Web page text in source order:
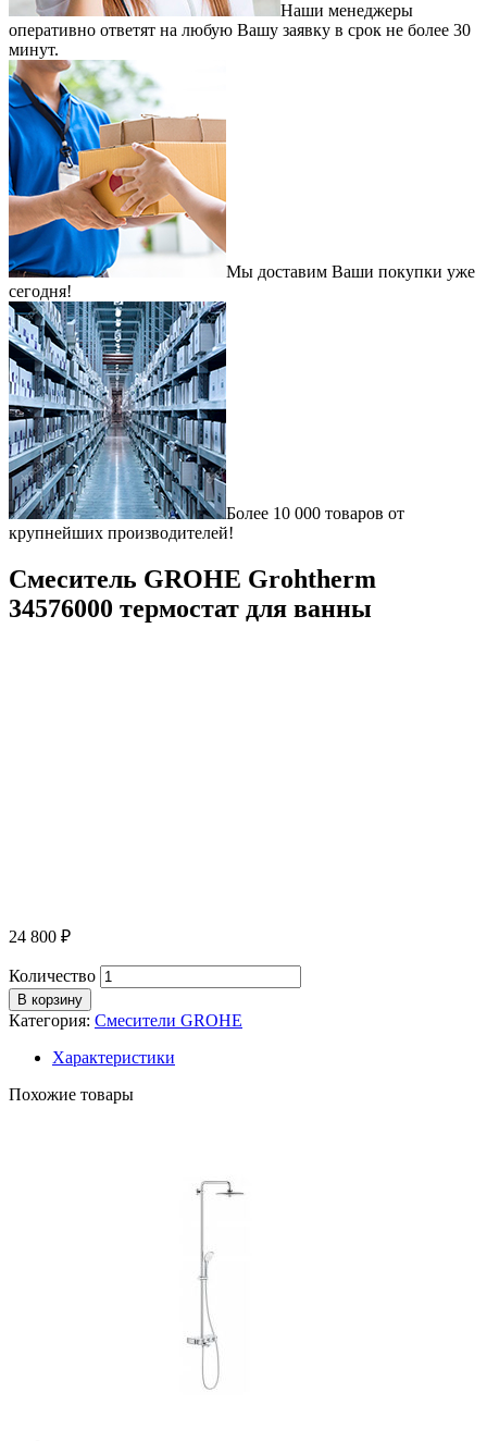
Наши менеджеры
оперативно ответят на любую Вашу заявку в срок не более 30
минут.
Мы доставим Ваши покупки уже
сегодня!
Более 10 000 товаров от
крупнейших производителей!
Смеситель GROHE Grohtherm
34576000 термостат для ванны
24 800 ₽
Количество
В корзину
Категория: Смесители GROHE
Характеристики
Похожие товары